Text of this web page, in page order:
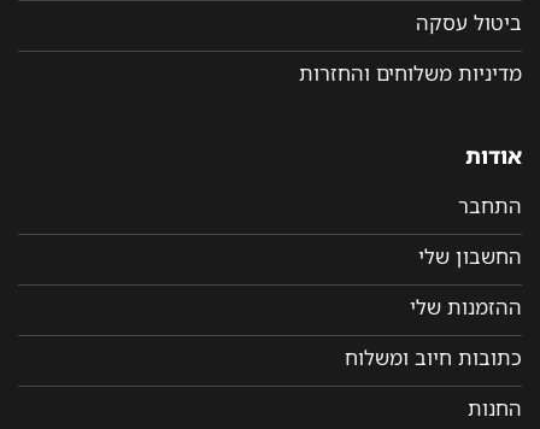
ביטול עסקה
מדיניות משלוחים והחזרות
אודות
התחבר
החשבון שלי
ההזמנות שלי
כתובות חיוב ומשלוח
החנות